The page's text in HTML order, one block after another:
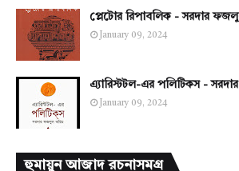
প্লেটোর রিপাবলিক - সরদার
January 09, 2024
এ্যারিস্টটল-এর পলিটিকস -
January 09, 2024
হুমায়ুন আজাদ রচনাসমগ্র